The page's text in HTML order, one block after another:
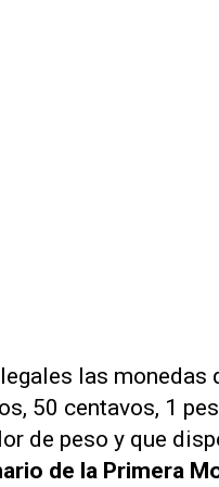
las monedas
50 centavos, 1
de peso y que
de la Primera